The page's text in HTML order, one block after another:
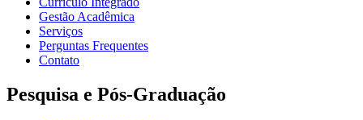
Gestão Acadêmica
Serviços
Perguntas Frequentes
Contato
Pesquisa e Pós-Graduação